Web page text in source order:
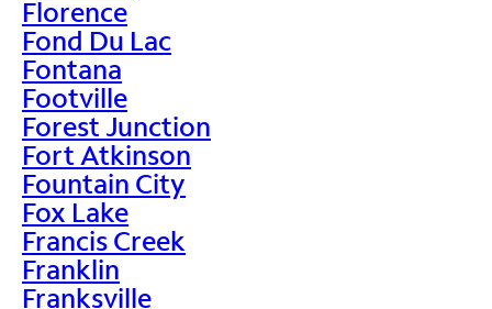
Florence
Fond Du Lac
Fontana
Footville
Forest Junction
Fort Atkinson
Fountain City
Fox Lake
Francis Creek
Franklin
Franksville